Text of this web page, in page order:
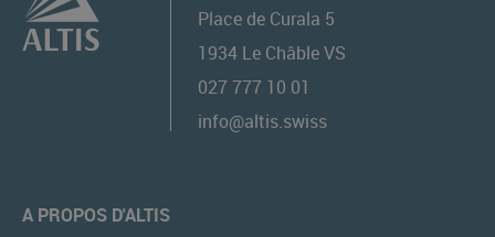
Place de Curala 5
1934 Le Châble VS
027 777 10 01
info@altis.swiss
A PROPOS D'ALTIS